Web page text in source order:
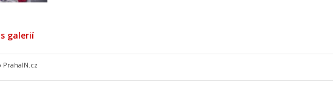
galerií
PrahaIN.cz